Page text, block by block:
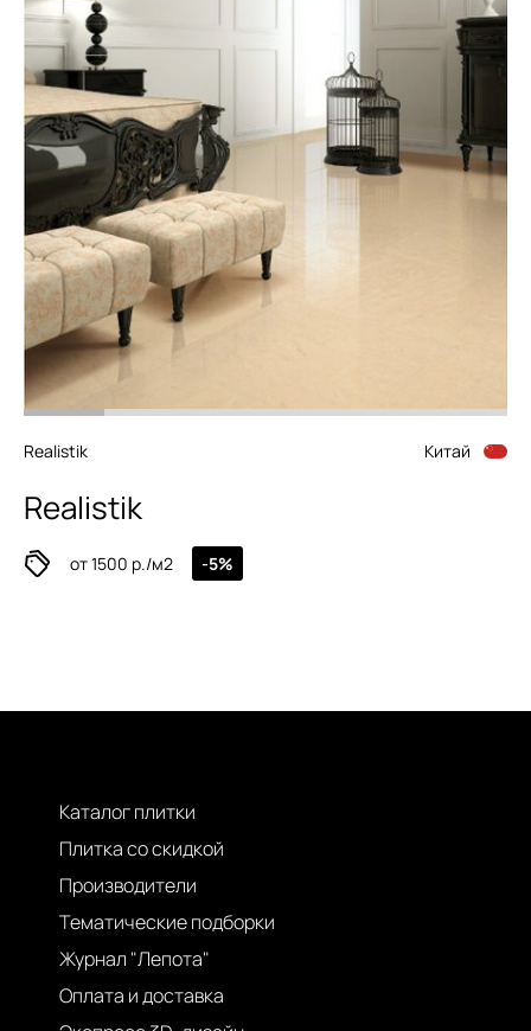
Realistik Китай
Realistik
от 1500 р./м2 -5%
Каталог плитки
Плитка со скидкой
Производители
Тематические подборки
Журнал "Лепота"
Оплата и доставка